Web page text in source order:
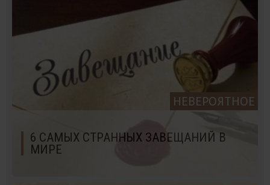
НЕВЕРОЯТНОЕ
6 САМЫХ СТРАННЫХ ЗАВЕЩАНИЙ В
МИРЕ